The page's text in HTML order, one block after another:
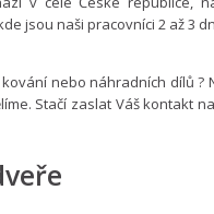
jsou naši pracovníci 2 až 3
kování nebo náhradních dílů
Stačí zaslat Váš kontakt